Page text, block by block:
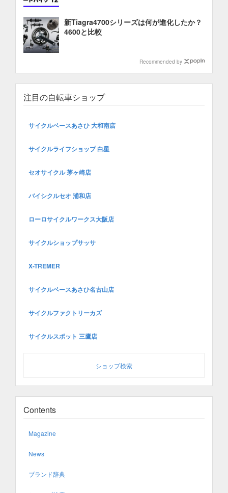
新Tiagra4700シリーズは何が進化したか？
4600と比較
Recommended by
注目の自転車ショップ
サイクルベースあさひ 大和南店
サイクルライフショップ 白星
セオサイクル 茅ヶ崎店
バイシクルセオ 浦和店
ローロサイクルワークス大阪店
サイクルショップサッサ
X-TREMER
サイクルベースあさひ名古山店
サイクルファクトリーカズ
サイクルスポット 三鷹店
ショップ検索
Contents
Magazine
News
ブランド辞典